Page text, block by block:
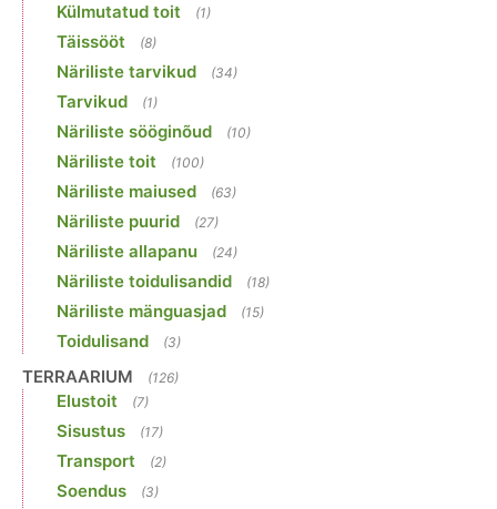
Külmutatud toit (1)
Täissööt (8)
Näriliste tarvikud (34)
Tarvikud (1)
Näriliste sööginõud (10)
Näriliste toit (100)
Näriliste maiused (63)
Näriliste puurid (27)
Näriliste allapanu (24)
Näriliste toidulisandid (18)
Näriliste mänguasjad (15)
Toidulisand (3)
TERRAARIUM (126)
Elustoit (7)
Sisustus (17)
Transport (2)
Soendus (3)